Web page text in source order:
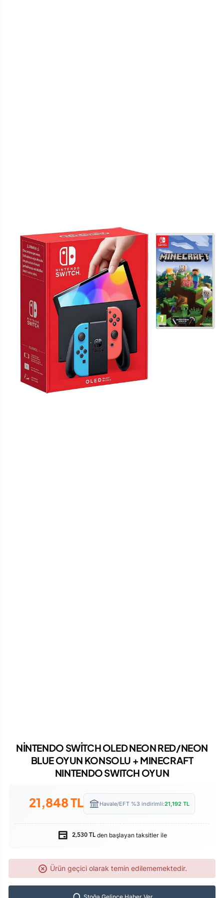
NİNTENDO SWİTCH OLED NEON RED/NEON
BLUE OYUN KONSOLU + MINECRAFT
NINTENDO SWITCH OYUN
21,848TL Havale/EFT %3 indirimli:21,192 TL
2,530 TLden başlayan taksitler ile
Ürün geçici olarak temin edilememektedir.